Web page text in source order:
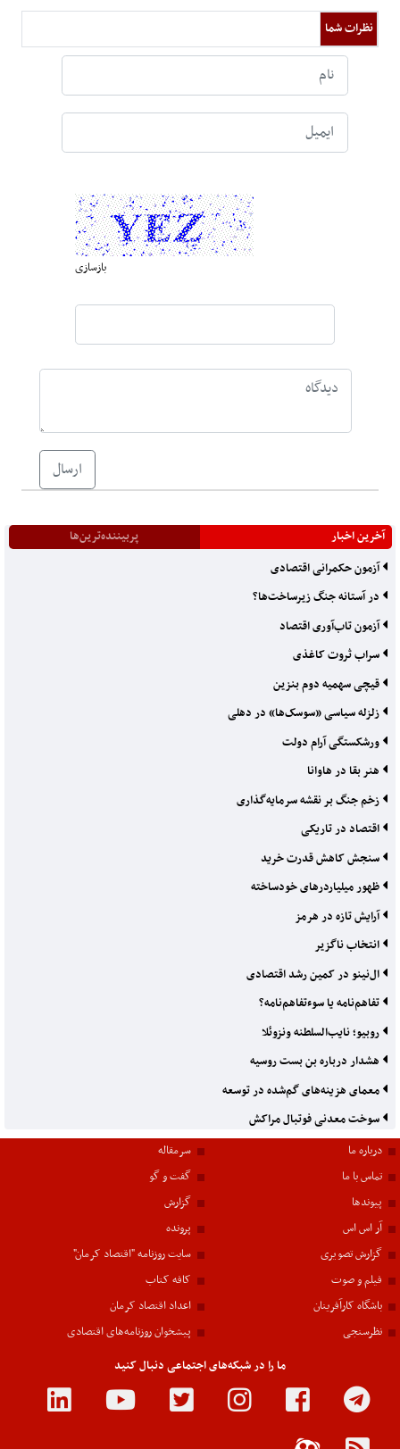
نظرات شما
بازسازی
ارسال
آخرین اخبار
پربیننده‌ترین‌ها
آزمون حکمرانی اقتصادی
در آستانه جنگ زیرساخت‌ها؟
آزمون تاب‌آوری اقتصاد
سراب ثروت کاغذی
قیچی سهمیه دوم بنزین
زلزله سیاسی «سوسک‌ها» در دهلی
ورشکستگی آرام دولت
هنر بقا در هاوانا
زخم جنگ بر نقشه سرمایه‌گذاری
اقتصاد در تاریکی
سنجش کاهش قدرت خرید
ظهور میلیاردرهای خودساخته
آرایش تازه در هرمز
انتخاب ناگزیر
ال‌نینو در کمین رشد اقتصادی
تفاهم‌نامه یا سوءتفاهم‌نامه؟
روبیو؛ نایب‌السلطنه ونزوئلا
هشدار درباره بن بست روسیه
معمای هزینه‌های گم‌شده در توسعه
سوخت معدنی فوتبال مراکش
درباره ما
تماس با ما
پیوندها
آر اس اس
سرمقاله
گفت و گو
گزارش
پرونده
گزارش تصویری
فیلم و صوت
باشگاه کارآفرینان
نظرسنجی
سایت روزنامه "اقتصاد کرمان"
کافه کتاب
اعداد اقتصاد کرمان
پیشخوان روزنامه‌های اقتصادی
ما را در شبکه‌های اجتماعی دنبال کنید